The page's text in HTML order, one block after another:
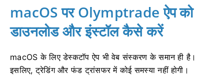
macOS पर Olymptrade ऐप को
डाउनलोड और इंस्टॉल कैसे करें
macOS के लिए डेस्कटॉप ऐप भी वेब संस्करण के समान ही है।
इसलिए, ट्रेडिंग और फंड ट्रांसफर में कोई समस्या नहीं होगी।